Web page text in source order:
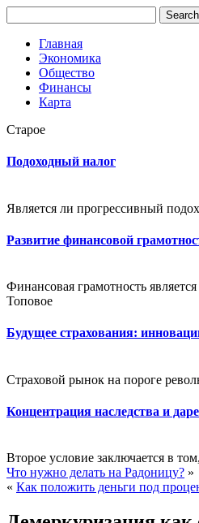
Главная
Экономика
Общество
Финансы
Карта
Старое
Подоходный налог
Является ли прогрессивный
Развитие финансовой
Финансовая грамотность
Топовое
Будущее страхования:
Страховой рынок на пороге
Концентрация наследства и
Второе условие заключается в
Что нужно делать на Радоницу? »
« Как положить деньги под